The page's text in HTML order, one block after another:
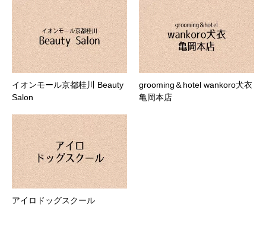
イオンモール京都桂川 Beauty
Salon
grooming＆hotel wankoro犬衣
亀岡本店
アイロドッグスクール